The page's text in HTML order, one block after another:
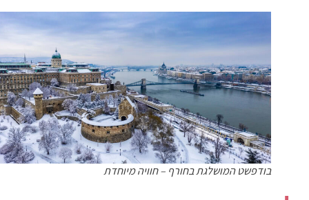
בודפשט המושלגת בחורף – חוויה מיוחדת